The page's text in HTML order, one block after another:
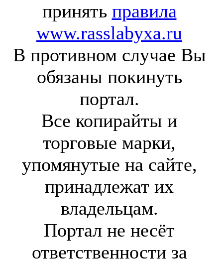
принять правила
www.rasslabyxa.ru
В противном случае Вы
обязаны покинуть
портал.
Все копирайты и
торговые марки,
упомянутые на сайте,
принадлежат их
владельцам.
Портал не несёт
ответственности за